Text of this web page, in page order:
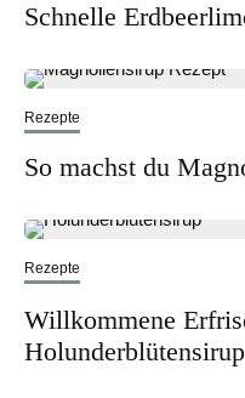
Schnelle
Rezepte
So machst du
Rezepte
Willkommene
Holunderblütensirup